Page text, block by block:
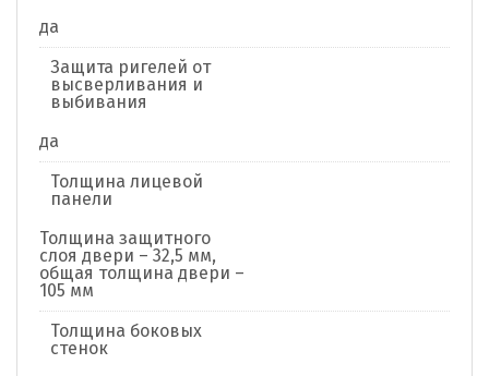
да
Защита ригелей от
высверливания и
выбивания
да
Толщина лицевой
панели
Толщина защитного
слоя двери – 32,5 мм,
общая толщина двери –
105 мм
Толщина боковых
стенок